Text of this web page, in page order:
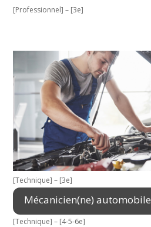
[Professionnel] – [3e]
[Technique] – [3e]
Mécanicien(ne) automobile
[Technique] – [4-5-6e]